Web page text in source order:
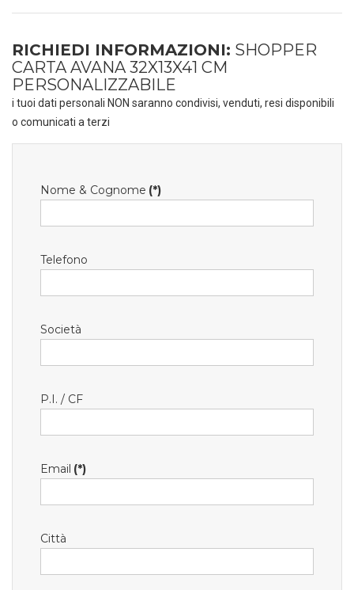
RICHIEDI INFORMAZIONI: SHOPPER
CARTA AVANA 32X13X41 CM
PERSONALIZZABILE
i tuoi dati personali NON saranno condivisi, venduti, resi disponibili
o comunicati a terzi
Nome & Cognome (*)
Telefono
Società
P.I. / CF
Email (*)
Città